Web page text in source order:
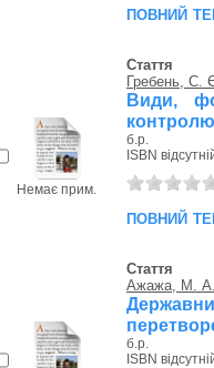
повний
Немає прим.
Стаття
Гребень, С.
Види,
б.р.
ISBN
повний
Стаття
Ажажа, М.
б.р.
ISBN